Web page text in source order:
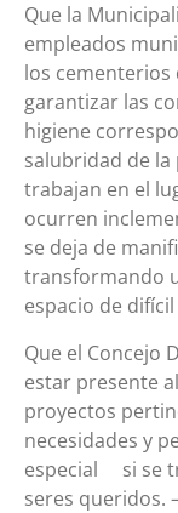
Que la
empleados
los cementerios
garantizar las
higiene
salubridad de la
trabajan en el
ocurren
se deja de
transformando
espacio de difícil
Que el Concejo
estar presente
proyectos
necesidades y
especial si se
seres queridos.